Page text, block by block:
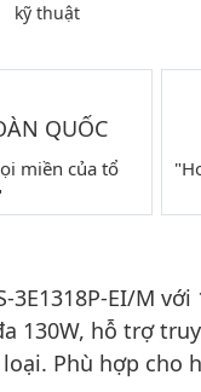
kỹ thuật
QUỐC
miền của tổ
3E1318P-EI/M
130W, hỗ trợ
Phù hợp cho